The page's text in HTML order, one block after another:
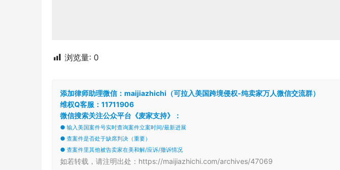
浏览量: 0
添加律师助理微信：maijiazhichi（可拉入美国跨境侵权-纯卖家万人微信交流群）
维权Q客服：11711906
微信搜索关注公众平台《麦家支持》：
● 输入美国案件号实时查询案件立案时间/最新进展
● 查案件是否处于缺席判决（重要）
● 查案件里其他被告卖家在美和解/应诉/撤诉情况
如若转载，请注明出处：https://maijiazhichi.com/archives/47069